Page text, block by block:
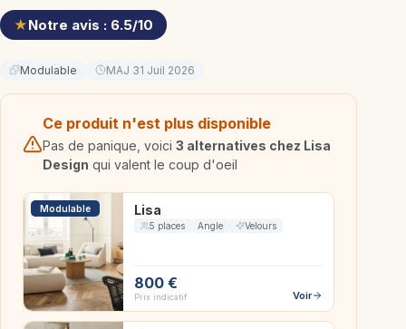
★Notre avis : 6.5/10
Modulable MAJ 31 Juil 2026
Ce produit n'est plus disponible
Pas de panique, voici 3 alternatives chez Lisa
Design qui valent le coup d'oeil
Modulable Lisa
5 places Angle Velours
800 €
Prix indicatif Voir